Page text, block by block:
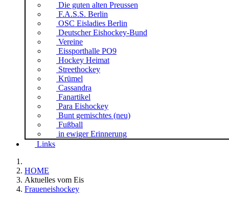
Die guten alten Preussen
F.A.S.S. Berlin
OSC Eisladies Berlin
Deutscher Eishockey-Bund
Vereine
Eissporthalle PO9
Hockey Heimat
Streethockey
Krümel
Cassandra
Fanartikel
Para Eishockey
Bunt gemischtes (neu)
Fußball
in ewiger Erinnerung
Links
HOME
Aktuelles vom Eis
Fraueneishockey